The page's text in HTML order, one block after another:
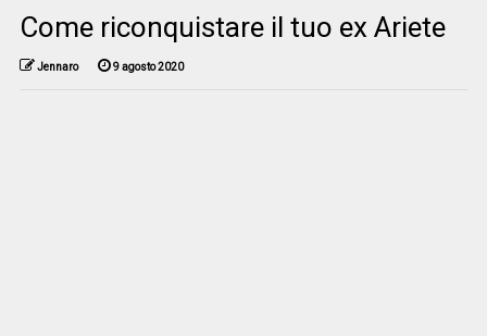
Come riconquistare il tuo ex Ariete
Jennaro 9 agosto 2020